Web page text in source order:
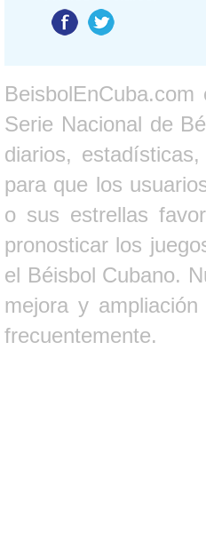
Serie Nacional de
diarios,
para que los
o sus estrellas
pronosticar los
el Béisbol Cubano.
mejora y
frecuentemente.